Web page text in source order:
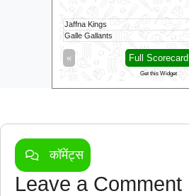
Jaffna Kings
Galle Gallants
« Full Scorecard
Get this Widget
कॉमेंट्स
Leave a Comment